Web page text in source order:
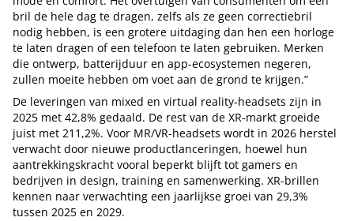
bril de hele dag te dragen, zelfs als ze geen correctiebril
nodig hebben, is een grotere uitdaging dan hen een horloge
te laten dragen of een telefoon te laten gebruiken. Merken
die ontwerp, batterijduur en app-ecosystemen negeren,
zullen moeite hebben om voet aan de grond te krijgen.”
De leveringen van mixed en virtual reality-headsets zijn in
2025 met 42,8% gedaald. De rest van de XR-markt groeide
juist met 211,2%. Voor MR/VR-headsets wordt in 2026 herstel
verwacht door nieuwe productlanceringen, hoewel hun
aantrekkingskracht vooral beperkt blijft tot gamers en
bedrijven in design, training en samenwerking. XR-brillen
kennen naar verwachting een jaarlijkse groei van 29,3%
tussen 2025 en 2029.